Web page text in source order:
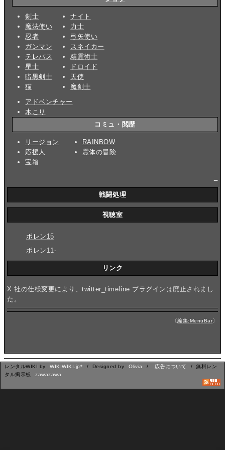
剣士
魔法使い
忍者
ガンマン
テレパス
星士
暗黒剣士
猫
ナイト
力士
弓矢使い
スネイカー
精霊術士
ドロイド
天使
魔剣士
アドベンチャー
木こり
コミュ・閲歴
リージョン
応援人
宝箱
RAINBOW
霊体の冒険
戦闘処理
視聴室
ポレン15
ポレン11-
リンク
X 社の仕様変更により、twitter_timeline プラグインは廃止されまし
た。
〔編集:MenuBar〕
レンタルWIKI by WIKIWIKI.jp* / Designed by Olivia / 広告について
/ 無料レン
タル掲示板
zawazawa